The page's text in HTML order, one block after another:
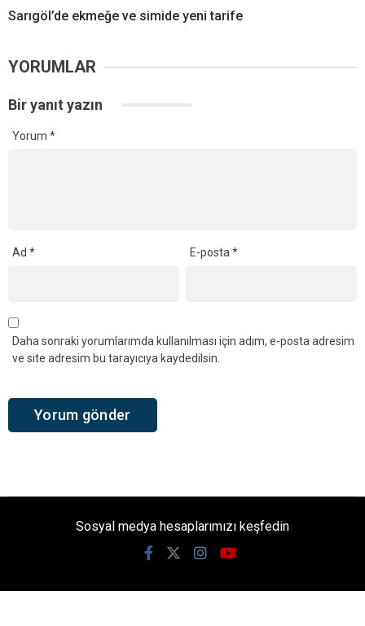
Sarıgöl’de ekmeğe ve simide yeni tarife
YORUMLAR
Bir yanıt yazın
Yorum *
Ad * E-posta*
Daha sonraki yorumlarımda kullanılması için adım, e-posta adresim
ve site adresim bu tarayıcıya kaydedilsin.
Sosyal medya hesaplarımızı keşfedin